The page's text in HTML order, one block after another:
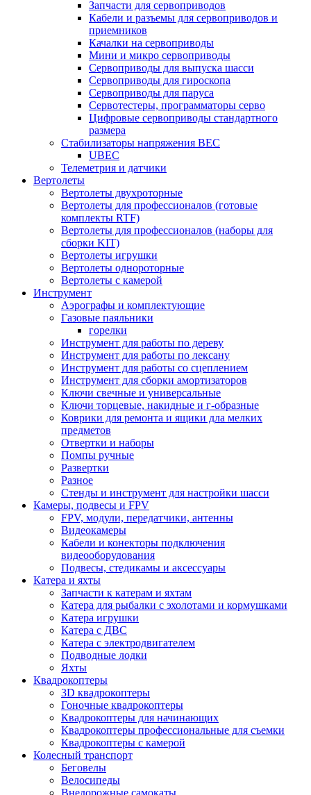
Запчасти для сервоприводов
Кабели и разъемы для сервоприводов и
приемников
Качалки на сервоприводы
Мини и микро сервоприводы
Сервоприводы для выпуска шасси
Сервоприводы для гироскопа
Сервоприводы для паруса
Сервотестеры, программаторы серво
Цифровые сервоприводы стандартного
размера
Стабилизаторы напряжения BEC
UBEC
Телеметрия и датчики
Вертолеты
Вертолеты двухроторные
Вертолеты для профессионалов (готовые
комплекты RTF)
Вертолеты для профессионалов (наборы для
сборки KIT)
Вертолеты игрушки
Вертолеты однороторные
Вертолеты с камерой
Инструмент
Аэрографы и комплектующие
Газовые паяльники
горелки
Инструмент для работы по дереву
Инструмент для работы по лексану
Инструмент для работы со сцеплением
Инструмент для сборки амортизаторов
Ключи свечные и универсальные
Ключи торцевые, накидные и г-образные
Коврики для ремонта и ящики дла мелких
предметов
Отвертки и наборы
Помпы ручные
Развертки
Разное
Стенды и инструмент для настройки шасси
Камеры, подвесы и FPV
FPV, модули, передатчики, антенны
Видеокамеры
Кабели и конекторы подключения
видеооборудования
Подвесы, стедикамы и аксессуары
Катера и яхты
Запчасти к катерам и яхтам
Катера для рыбалки с эхолотами и кормушками
Катера игрушки
Катера с ДВС
Катера с электродвигателем
Подводные лодки
Яхты
Квадрокоптеры
3D квадрокоптеры
Гоночные квадрокоптеры
Квадрокоптеры для начинающих
Квадрокоптеры профессиональные для съемки
Квадрокоптеры с камерой
Колесный транспорт
Беговелы
Велосипеды
Внедорожные самокаты